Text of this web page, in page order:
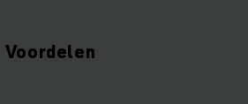
Voordelen